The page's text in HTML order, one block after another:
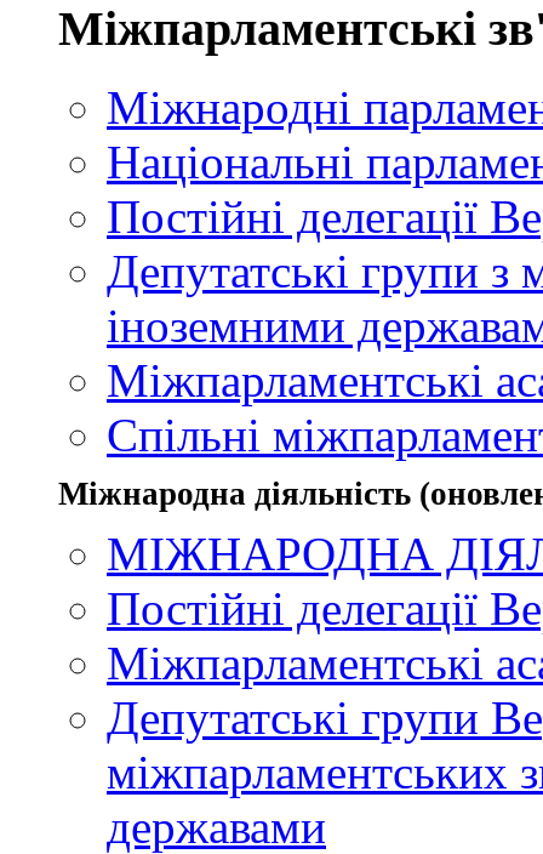
Міжпарламентські
Міжнародні
Національні
Постійні делегації
Депутатські групи з
іноземними
Міжпарламентські
Спільні
Міжнародна діяльність
МІЖНАРОДНА
Постійні делегації
Міжпарламентські
Депутатські групи
міжпарламентських
державами